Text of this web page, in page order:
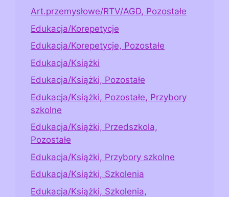
Art.przemysłowe/RTV/AGD, Pozostałe
Edukacja/Korepetycje
Edukacja/Korepetycje, Pozostałe
Edukacja/Książki
Edukacja/Książki, Pozostałe
Edukacja/Książki, Pozostałe, Przybory
szkolne
Edukacja/Książki, Przedszkola,
Pozostałe
Edukacja/Książki, Przybory szkolne
Edukacja/Książki, Szkolenia
Edukacja/Książki, Szkolenia,